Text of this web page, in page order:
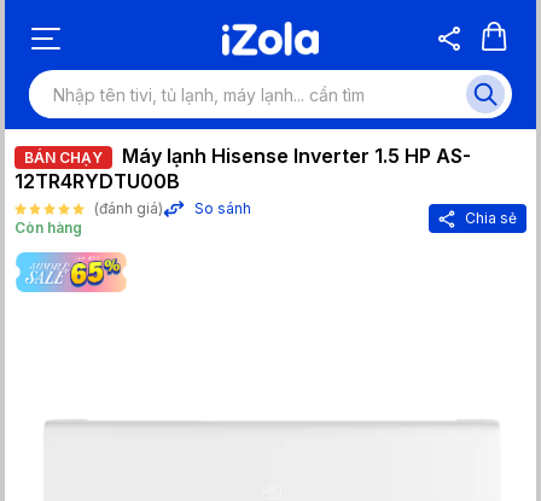
BÁN CHẠY
Máy lạnh Hisense Inverter 1.5 HP AS-
12TR4RYDTU00B
(đánh giá)
So sánh
Còn hàng
Chia sẻ